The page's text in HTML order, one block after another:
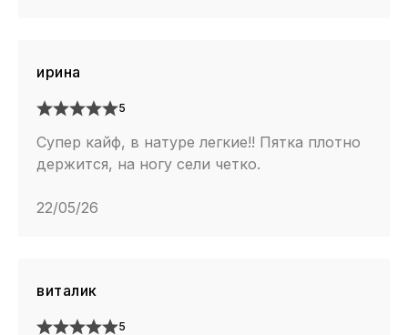
ирина
5
Супер кайф, в натуре легкие!! Пятка плотно
держится, на ногу сели четко.
22/05/26
виталик
5